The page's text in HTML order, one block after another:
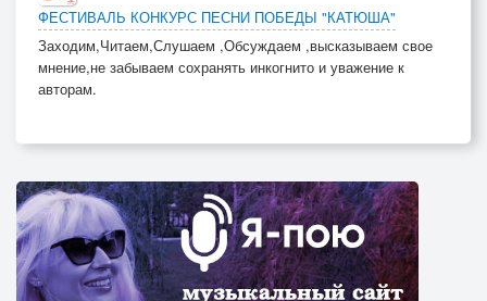
ФЕСТИВАЛЬ КОНКУРС ПЕСНИ ПОБЕДЫ "КАТЮША"
Заходим,Читаем,Слушаем ,Обсуждаем ,высказываем свое
мнение,не забываем сохранять инкогнито и уважение к
авторам.